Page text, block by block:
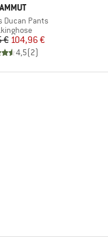
Ducan Pants
Preis
€reduzierter Preis
104,96 €
4,5(2)